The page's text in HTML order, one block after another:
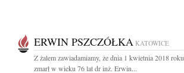
ERWIN PSZCZÓŁKA KATOWICE
Z żalem zawiadamiamy, że dnia 1 kwietnia 2018 roku
zmarł w wieku 76 lat dr inż. Erwin...